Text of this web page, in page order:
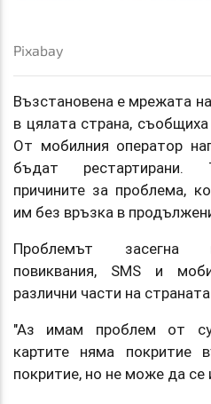
Pixabay
Възстановена е мрежата
в цялата страна,
От мобилния оператор
бъдат рестартирани.
причините за проблема,
им без връзка в
Проблемът засегна
повиквания, SMS и
различни части на
"Аз имам проблем от
картите няма покритие
покритие, но не може да се